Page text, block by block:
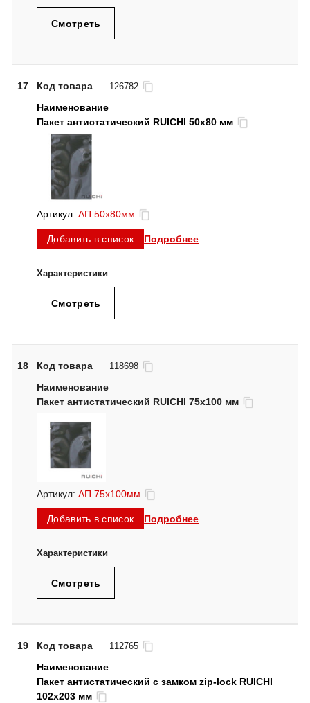
Смотреть
17 Код товара 126782
Пакет антистатический RUICHI 50x80 мм
Артикул: АП 50x80мм
Добавить в список Подробнее
Смотреть
18 Код товара 118698
Пакет антистатический RUICHI 75x100 мм
Артикул: АП 75x100мм
Добавить в список Подробнее
Смотреть
19 Код товара 112765
Пакет антистатический с замком zip-lock RUICHI
102x203 мм